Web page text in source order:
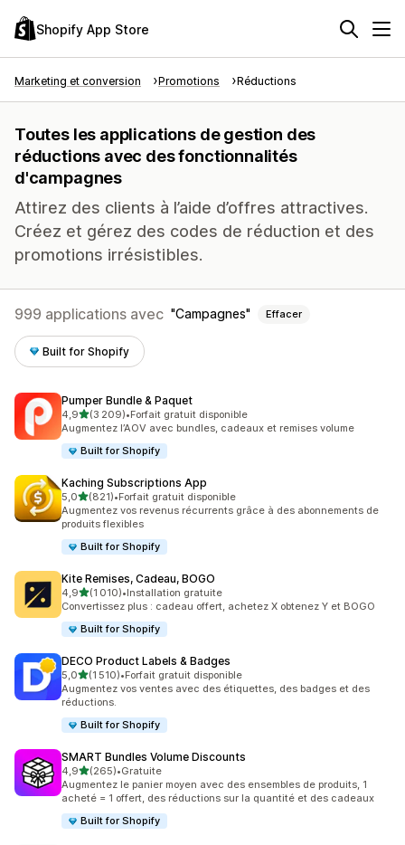
Shopify App Store
Marketing et conversion Promotions Réductions
Toutes les applications de gestion des
réductions avec des fonctionnalités
d'campagnes
Attirez des clients à l’aide d’offres attractives.
Créez et gérez des codes de réduction et des
promotions irrésistibles.
999 applications avec Campagnes Effacer
Built for Shopify
Pumper Bundle & Paquet
4,9étoile(s) sur 5
(3 209)
3209 avis au total
•Forfait gratuit disponible
Augmentez l’AOV avec bundles, cadeaux et remises volume
Built for Shopify
Kaching Subscriptions App
5,0étoile(s) sur 5
(821)
821 avis au total
•Forfait gratuit disponible
Augmentez vos revenus récurrents grâce à des abonnements de
produits flexibles
Built for Shopify
Kite Remises, Cadeau, BOGO
4,9étoile(s) sur 5
(1 010)
1010 avis au total
•Installation gratuite
Convertissez plus : cadeau offert, achetez X obtenez Y et BOGO
Built for Shopify
DECO Product Labels & Badges
5,0étoile(s) sur 5
(1 510)
1510 avis au total
•Forfait gratuit disponible
Augmentez vos ventes avec des étiquettes, des badges et des
réductions.
Built for Shopify
SMART Bundles Volume Discounts
4,9étoile(s) sur 5
(265)
265 avis au total
•Gratuite
Augmentez le panier moyen avec des ensembles de produits, 1
acheté = 1 offert, des réductions sur la quantité et des cadeaux
Built for Shopify